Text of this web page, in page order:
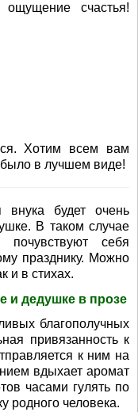
счастья!
Хотим всем вам
было в лучшем виде!
будет очень
В таком случае
себя
празднику. Можно
и в стихах.
и дедушке в прозе
благополучных
привязанность к
к ним на
вдыхает аромат
часами гулять по
родного человека.